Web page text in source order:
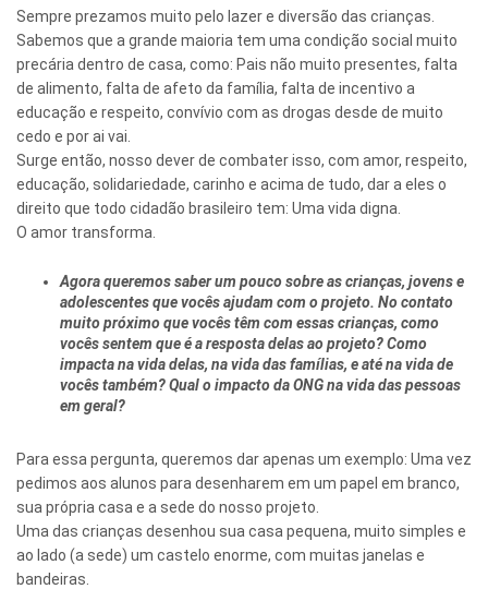
Sempre prezamos muito pelo lazer e diversão das crianças.
Sabemos que a grande maioria tem uma condição social muito
precária dentro de casa, como: Pais não muito presentes, falta
de alimento, falta de afeto da família, falta de incentivo a
educação e respeito, convívio com as drogas desde de muito
cedo e por ai vai.
Surge então, nosso dever de combater isso, com amor, respeito,
educação, solidariedade, carinho e acima de tudo, dar a eles o
direito que todo cidadão brasileiro tem: Uma vida digna.
O amor transforma.
Agora queremos saber um pouco sobre as crianças, jovens e
adolescentes que vocês ajudam com o projeto. No contato
muito próximo que vocês têm com essas crianças, como
vocês sentem que é a resposta delas ao projeto? Como
impacta na vida delas, na vida das famílias, e até na vida de
vocês também? Qual o impacto da ONG na vida das pessoas
em geral?
Para essa pergunta, queremos dar apenas um exemplo: Uma vez
pedimos aos alunos para desenharem em um papel em branco,
sua própria casa e a sede do nosso projeto.
Uma das crianças desenhou sua casa pequena, muito simples e
ao lado (a sede) um castelo enorme, com muitas janelas e
bandeiras.